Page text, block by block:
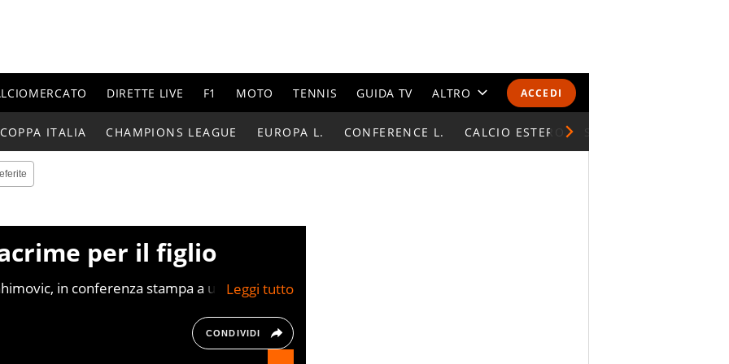
ACCEDI
DIRETTE LIVE F1 MOTO TENNIS GUIDA TV ALTRO
CALENDARI E CLASSIFICHE
COPPA ITALIA CHAMPIONS LEAGUE EUROPA L. CONFERENCE L. CALCIO ESTERO
per il figlio
in conferenza stampa a un gesto così
mi chiede di dirgli di smetterla ma io dico
se si rompono... Come hanno preso il
qui che piangeva davvero quando sono
CONDIVIDI